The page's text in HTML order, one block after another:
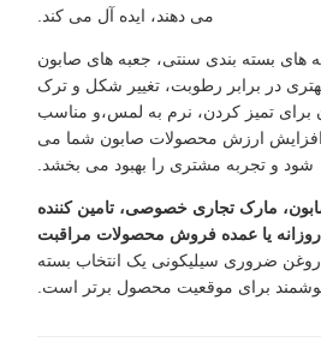
می دهند، ایده آل می کند.
های بسته بندی سنتی، جعبه های صابون
در برابر رطوبت، تغییر شکل و ترک
برای تمیز کردن، نرم به لمس،و مناسب
افزایش ارزش محصولات صابون شما می
شود و تجربه مشتری را بهبود می بخشد.
مارک تجاری خصوصی، تامین کننده
روزانه یا عمده فروش محصولات مراقبت
روغن ضروری سیلیکونی یک انتخاب بسته
برای موقعیت محصول برتر است.